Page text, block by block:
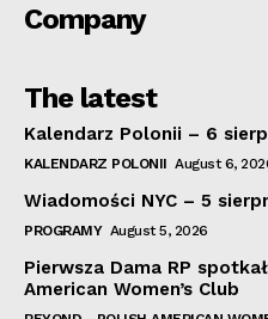
Company
The latest
Kalendarz Polonii – 6
KALENDARZ POLONII August 6,
Wiadomości NYC – 5
PROGRAMY August 5, 2026
Pierwsza Dama RP
American Women’s Club